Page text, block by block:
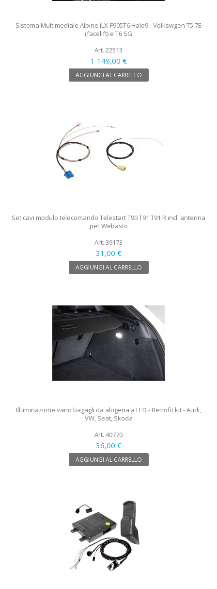
Sistema Multimediale Alpine iLX-F905T6 Halo9 - Volkswgen T5 7E
(facelift) e T6 SG
Art. 22513
1 149,00 €
AGGIUNGI AL CARRELLO
Set cavi modulo telecomando Telestart T90 T91 T91 R incl. antenna
per Webasto
Art. 39173
31,00 €
AGGIUNGI AL CARRELLO
Illuminazione vano bagagli da alogena a LED - Retrofit kit - Audi,
VW, Seat, Skoda
Art. 40770
36,00 €
AGGIUNGI AL CARRELLO